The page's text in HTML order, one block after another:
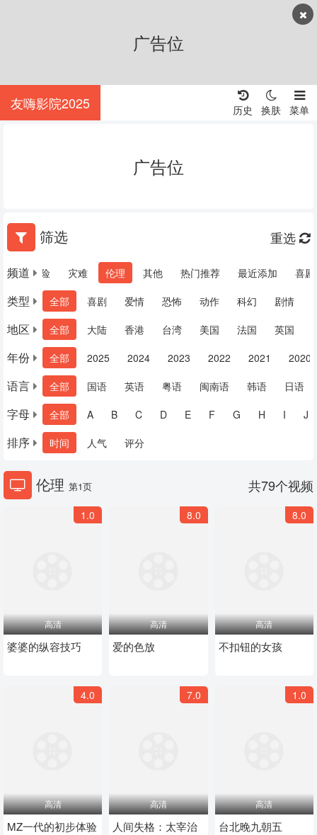
广告位
友嗨影院2025 菜单
换肤
历史
广告位
筛选 重选
频道
争 冒险 灾难 伦理 其他 热门推荐 最近添加 喜剧
类型 全部 喜剧 爱情 恐怖 动作 科幻 剧情
地区 全部 大陆 香港 台湾 美国 法国 英国
年份 全部 2025 2024 2023 2022 2021 2020
语言 全部 国语 英语 粤语 闽南语 韩语 日语
字母 全部 A B C D E F G H I J
排序 时间 人气 评分
伦理 第1页 共79个视频
1.0
高清
婆婆的纵容技巧
8.0
高清
爱的色放
8.0
高清
不扣钮的女孩
4.0
高清
MZ一代的初步体验
7.0
高清
人间失格：太宰治
1.0
高清
台北晚九朝五